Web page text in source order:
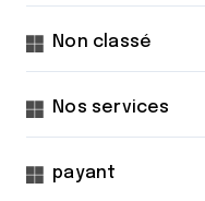
Non classé
Nos services
payant